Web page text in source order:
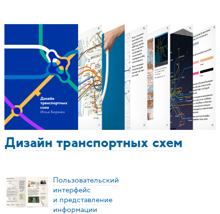
Дизайн транспортных схем
Пользовательский
интерфейс
и представление
информации